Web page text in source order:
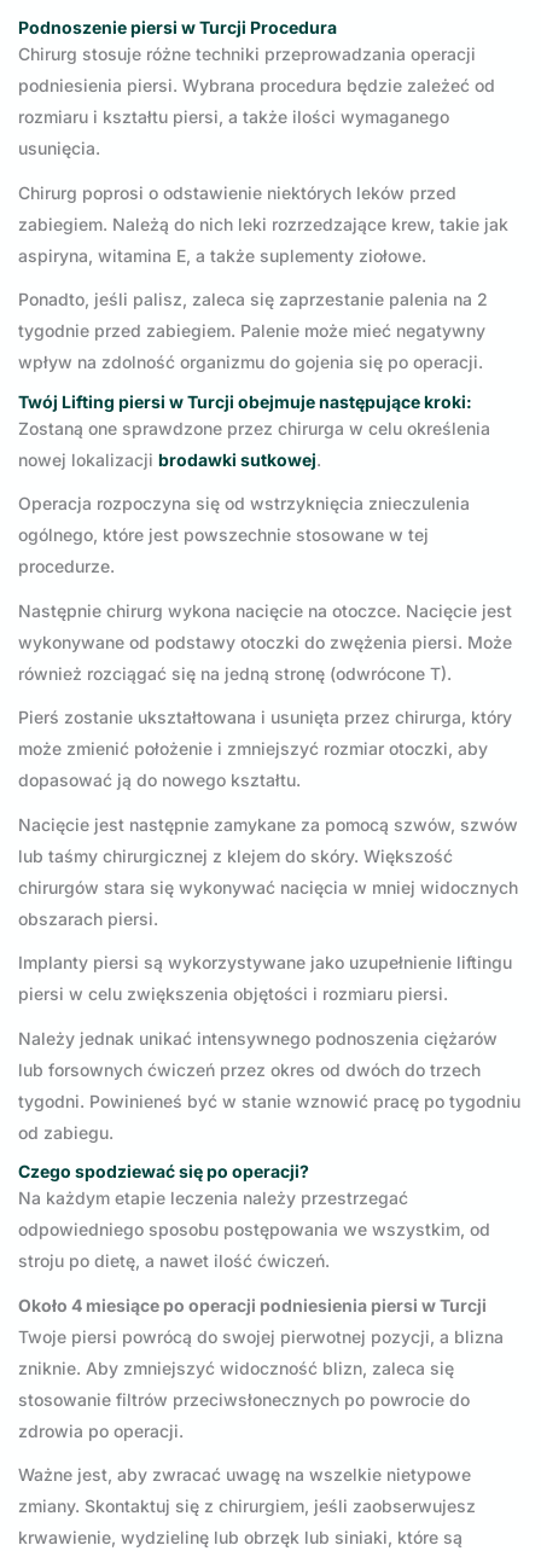
Podnoszenie piersi w Turcji Procedura
Chirurg stosuje różne techniki przeprowadzania operacji
podniesienia piersi. Wybrana procedura będzie zależeć od
rozmiaru i kształtu piersi, a także ilości wymaganego
usunięcia.
Chirurg poprosi o odstawienie niektórych leków przed
zabiegiem. Należą do nich leki rozrzedzające krew, takie jak
aspiryna, witamina E, a także suplementy ziołowe.
Ponadto, jeśli palisz, zaleca się zaprzestanie palenia na 2
tygodnie przed zabiegiem. Palenie może mieć negatywny
wpływ na zdolność organizmu do gojenia się po operacji.
Twój Lifting piersi w Turcji obejmuje następujące kroki:
Zostaną one sprawdzone przez chirurga w celu określenia
nowej lokalizacji brodawki sutkowej.
Operacja rozpoczyna się od wstrzyknięcia znieczulenia
ogólnego, które jest powszechnie stosowane w tej
procedurze.
Następnie chirurg wykona nacięcie na otoczce. Nacięcie jest
wykonywane od podstawy otoczki do zwężenia piersi. Może
również rozciągać się na jedną stronę (odwrócone T).
Pierś zostanie ukształtowana i usunięta przez chirurga, który
może zmienić położenie i zmniejszyć rozmiar otoczki, aby
dopasować ją do nowego kształtu.
Nacięcie jest następnie zamykane za pomocą szwów, szwów
lub taśmy chirurgicznej z klejem do skóry. Większość
chirurgów stara się wykonywać nacięcia w mniej widocznych
obszarach piersi.
Implanty piersi są wykorzystywane jako uzupełnienie liftingu
piersi w celu zwiększenia objętości i rozmiaru piersi.
Należy jednak unikać intensywnego podnoszenia ciężarów
lub forsownych ćwiczeń przez okres od dwóch do trzech
tygodni. Powinieneś być w stanie wznowić pracę po tygodniu
od zabiegu.
Czego spodziewać się po operacji?
Na każdym etapie leczenia należy przestrzegać
odpowiedniego sposobu postępowania we wszystkim, od
stroju po dietę, a nawet ilość ćwiczeń.
Około 4 miesiące po operacji podniesienia piersi w Turcji
Twoje piersi powrócą do swojej pierwotnej pozycji, a blizna
zniknie. Aby zmniejszyć widoczność blizn, zaleca się
stosowanie filtrów przeciwsłonecznych po powrocie do
zdrowia po operacji.
Ważne jest, aby zwracać uwagę na wszelkie nietypowe
zmiany. Skontaktuj się z chirurgiem, jeśli zaobserwujesz
krwawienie, wydzielinę lub obrzęk lub siniaki, które są